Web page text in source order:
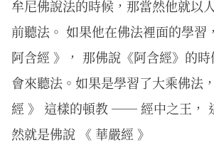
牟尼佛說法的時候，那當然他就以
前聽法。 如果他在佛法裡面的學習
阿含經 》， 那佛說《阿含經》的
會來聽法。如果是學習了大乘佛法
經 》 這樣的頓教 ── 經中之王，
然就是佛說 《 華嚴經 》